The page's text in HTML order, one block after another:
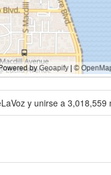
y unirse a 3,018,559